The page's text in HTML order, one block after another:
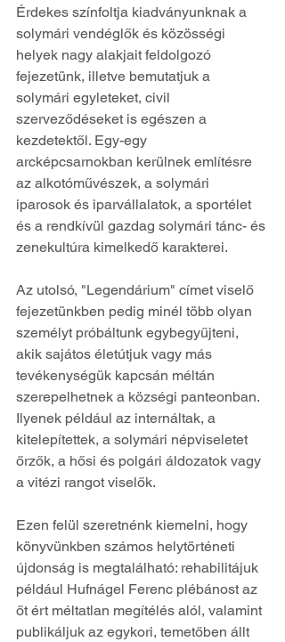
Érdekes színfoltja kiadványunknak a
solymári vendéglők és közösségi
helyek nagy alakjait feldolgozó
fejezetünk, illetve bemutatjuk a
solymári egyleteket, civil
szerveződéseket is egészen a
kezdetektől. Egy-egy
arcképcsarnokban kerülnek említésre
az alkotóművészek, a solymári
iparosok és iparvállalatok, a sportélet
és a rendkívül gazdag solymári tánc- és
zenekultúra kimelkedő karakterei.
Az utolsó, "Legendárium" címet viselő
fejezetünkben pedig minél több olyan
személyt próbáltunk egybegyűjteni,
akik sajátos életútjuk vagy más
tevékenységük kapcsán méltán
szerepelhetnek a községi panteonban.
Ilyenek például az internáltak, a
kitelepítettek, a solymári népviseletet
őrzők, a hősi és polgári áldozatok vagy
a vitézi rangot viselők.
Ezen felül szeretnénk kiemelni, hogy
könyvünkben számos helytörténeti
újdonság is megtalálható: rehabilitájuk
például Hufnágel Ferenc plébánost az
őt ért méltatlan megítélés alól, valamint
publikáljuk az egykori, temetőben állt